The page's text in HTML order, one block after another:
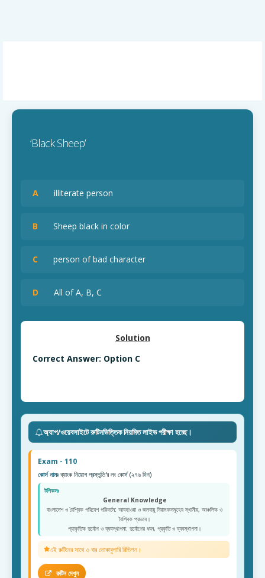
‘Black Sheep’
A illiterate person
B Sheep black in color
C person of bad character
D All of A, B, C
Solution
Correct Answer: Option C
অ্যাপ/ওয়েবসাইটে রুটিনভিত্তিক নিয়মিত লাইভ পরীক্ষা হচ্ছে।
Exam - 110
কোর্স নামঃব্যাংক নিয়োগ প্রস্তুতি'র লং কোর্স (২৭৬ দিন)
টপিকসঃ
General Knowledge
বাংলাদেশ ও বৈশ্বিক পরিবেশ পরিবর্তন: আবহাওয়া ও জলবায়ু নিয়ামকসমূহের স্থানীয়, আঞ্চলিক ও
বৈশ্বিক প্রভাব।
প্রাকৃতিক দুর্যোগ ও ব্যবস্থাপনা: দুর্যোগের ধরন, প্রকৃতি ও ব্যবস্থাপনা।
এই রুটিনের সাথে ৩ বার ভোকাবুলারি রিভিশন।
রুটিন দেখুন